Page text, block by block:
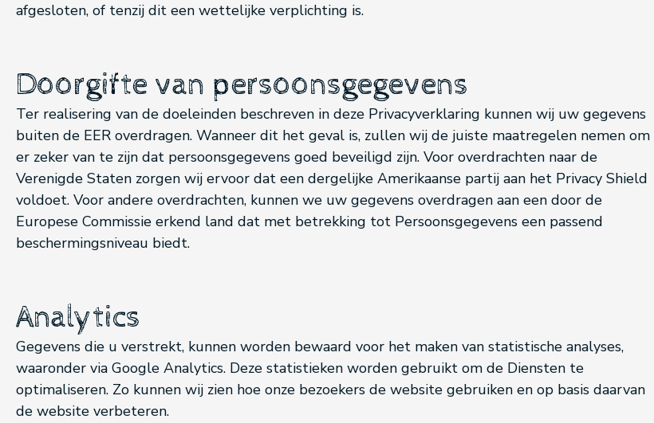
afgesloten, of tenzij dit een wettelijke verplichting is.
Doorgifte van persoonsgegevens
Ter realisering van de doeleinden beschreven in deze Privacyverklaring kunnen wij uw gegevens
buiten de EER overdragen. Wanneer dit het geval is, zullen wij de juiste maatregelen nemen om
er zeker van te zijn dat persoonsgegevens goed beveiligd zijn. Voor overdrachten naar de
Verenigde Staten zorgen wij ervoor dat een dergelijke Amerikaanse partij aan het Privacy Shield
voldoet. Voor andere overdrachten, kunnen we uw gegevens overdragen aan een door de
Europese Commissie erkend land dat met betrekking tot Persoonsgegevens een passend
beschermingsniveau biedt.
Analytics
Gegevens die u verstrekt, kunnen worden bewaard voor het maken van statistische analyses,
waaronder via Google Analytics. Deze statistieken worden gebruikt om de Diensten te
optimaliseren. Zo kunnen wij zien hoe onze bezoekers de website gebruiken en op basis daarvan
de website verbeteren.